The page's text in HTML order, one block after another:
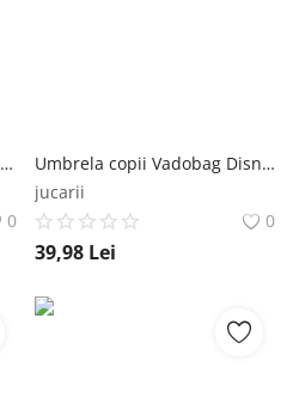
Ghiozdan 3D pentru gradinita Vadobag Sonic Prime Simply Special 32 x 26 x 11 cm Vadobag
0
Umbrela copii Vadobag Disney Stitch Aloha 60x71 cm Vadobag
jucarii
0
39,98 Lei